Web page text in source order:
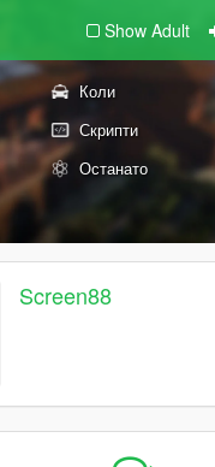
Show Adult
Коли
Скрипти
Останато
Screen88